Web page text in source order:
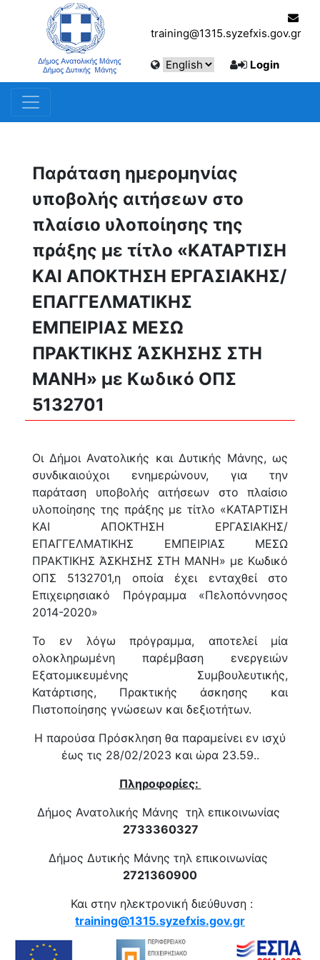
training@1315.syzefxis.gov.gr
Login
Παράταση ημερομηνίας
υποβολής αιτήσεων στο
πλαίσιο υλοποίησης της
πράξης με τίτλο «ΚΑΤΑΡΤΙΣΗ
ΚΑΙ ΑΠΟΚΤΗΣΗ ΕΡΓΑΣΙΑΚΗΣ/
ΕΠΑΓΓΕΛΜΑΤΙΚΗΣ
ΕΜΠΕΙΡΙΑΣ ΜΕΣΩ
ΠΡΑΚΤΙΚΗΣ ΆΣΚΗΣΗΣ ΣΤΗ
ΜΑΝΗ» με Κωδικό ΟΠΣ
5132701
Οι Δήμοι Ανατολικής και Δυτικής Μάνης, ως
συνδικαιούχοι ενημερώνουν, για την
παράταση υποβολής αιτήσεων στο πλαίσιο
υλοποίησης της πράξης με τίτλο «ΚΑΤΑΡΤΙΣΗ
ΚΑΙ ΑΠΟΚΤΗΣΗ ΕΡΓΑΣΙΑΚΗΣ/
ΕΠΑΓΓΕΛΜΑΤΙΚΗΣ ΕΜΠΕΙΡΙΑΣ ΜΕΣΩ
ΠΡΑΚΤΙΚΗΣ ΆΣΚΗΣΗΣ ΣΤΗ ΜΑΝΗ» με Κωδικό
ΟΠΣ 5132701,η οποία έχει ενταχθεί στο
Επιχειρησιακό Πρόγραμμα «Πελοπόννησος
2014-2020»
Το εν λόγω πρόγραμμα, αποτελεί μία
ολοκληρωμένη παρέμβαση ενεργειών
Εξατομικευμένης Συμβουλευτικής,
Κατάρτισης, Πρακτικής άσκησης και
Πιστοποίησης γνώσεων και δεξιοτήτων.
Η παρούσα Πρόσκληση θα παραμείνει εν ισχύ
έως τις 28/02/2023 και ώρα 23.59..
Πληροφορίες:
Δήμος Ανατολικής Μάνης τηλ επικοινωνίας
2733360327
Δήμος Δυτικής Μάνης τηλ επικοινωνίας
2721360900
Και στην ηλεκτρονική διεύθυνση :
training@1315.syzefxis.gov.gr